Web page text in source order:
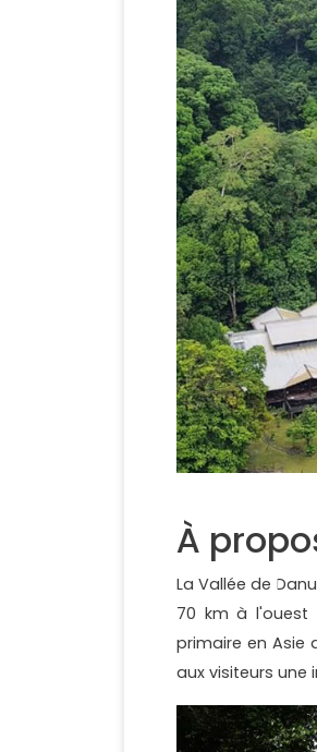
À
La Vallée de
70 km à l'ouest
primaire en Asie
aux visiteurs